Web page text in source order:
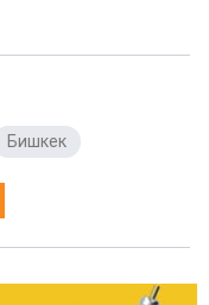
Бишкек